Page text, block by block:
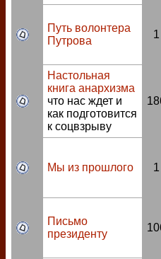
Путь волонтера
Путрова
1
Настольная
книга анархизма
что нас ждет и
как подготовится
к соцвзрыву
Мы из прошлого 1
Письмо
президенту